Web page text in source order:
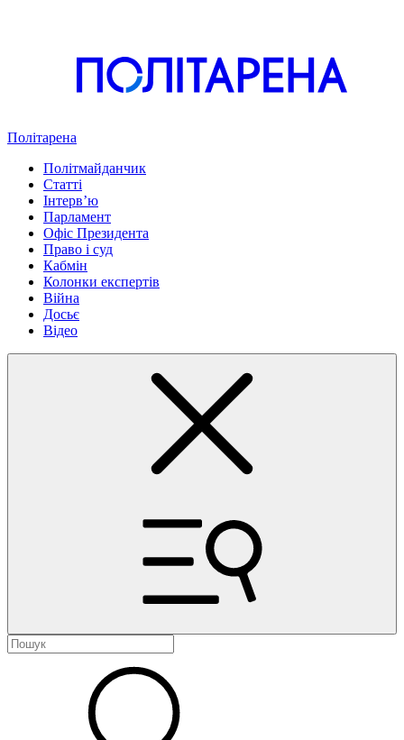
Політарена
Політмайданчик
Статті
Інтервʼю
Парламент
Офіс Президента
Право і суд
Кабмін
Колонки експертів
Війна
Досьє
Відео